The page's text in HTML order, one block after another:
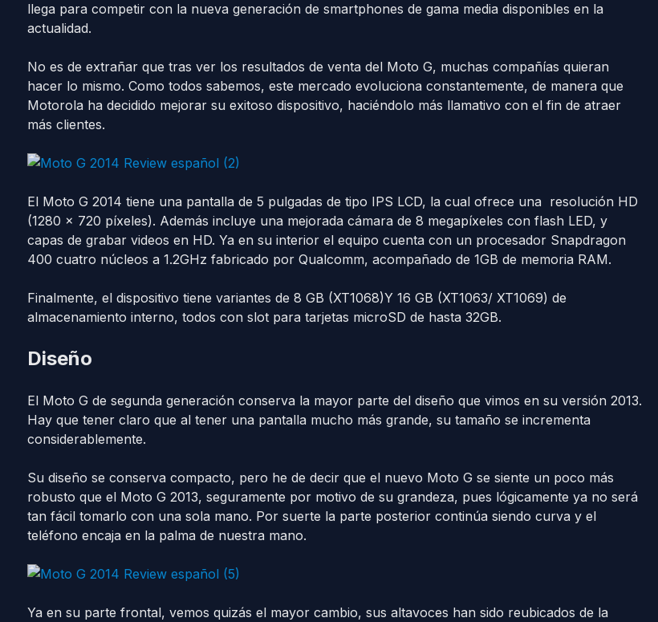
llega para competir con la nueva generación de smartphones de gama media disponibles en la
actualidad.
No es de extrañar que tras ver los resultados de venta del Moto G, muchas compañías quieran
hacer lo mismo. Como todos sabemos, este mercado evoluciona constantemente, de manera que
Motorola ha decidido mejorar su exitoso dispositivo, haciéndolo más llamativo con el fin de atraer
más clientes.
El Moto G 2014 tiene una pantalla de 5 pulgadas de tipo IPS LCD, la cual ofrece una resolución HD
(1280 x 720 píxeles). Además incluye una mejorada cámara de 8 megapíxeles con flash LED, y
capas de grabar videos en HD. Ya en su interior el equipo cuenta con un procesador Snapdragon
400 cuatro núcleos a 1.2GHz fabricado por Qualcomm, acompañado de 1GB de memoria RAM.
Finalmente, el dispositivo tiene variantes de 8 GB (XT1068)Y 16 GB (XT1063/ XT1069) de
almacenamiento interno, todos con slot para tarjetas microSD de hasta 32GB.
Diseño
El Moto G de segunda generación conserva la mayor parte del diseño que vimos en su versión 2013.
Hay que tener claro que al tener una pantalla mucho más grande, su tamaño se incrementa
considerablemente.
Su diseño se conserva compacto, pero he de decir que el nuevo Moto G se siente un poco más
robusto que el Moto G 2013, seguramente por motivo de su grandeza, pues lógicamente ya no será
tan fácil tomarlo con una sola mano. Por suerte la parte posterior continúa siendo curva y el
teléfono encaja en la palma de nuestra mano.
Ya en su parte frontal, vemos quizás el mayor cambio, sus altavoces han sido reubicados de la